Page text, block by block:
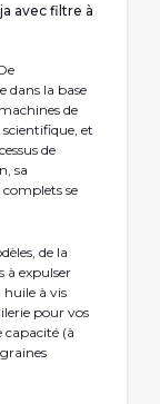
avec filtre à
dans la base
de
et
de
sa
se
de la
à expulser
huile à vis
pour vos
capacité (à